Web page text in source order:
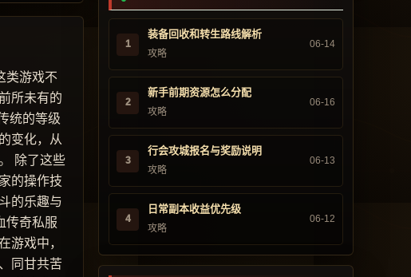
类游戏不
所未有的
统的等级
变化，从
除了这些
的操作技
的乐趣与
传奇私服
游戏中，
同甘共苦
1
装备回收和转生路线解析
攻略
06-14
2
新手前期资源怎么分配
攻略
06-16
3
行会攻城报名与奖励说明
攻略
06-13
4
日常副本收益优先级
攻略
06-12